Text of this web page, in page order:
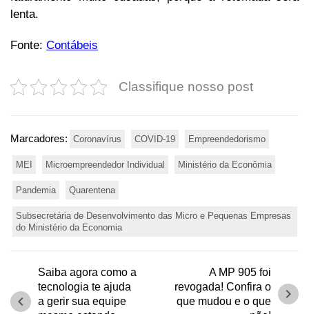
lenta.
Fonte: Contábeis
Classifique nosso post
Marcadores: Coronavírus COVID-19 Empreendedorismo
MEI Microempreendedor Individual Ministério da Econômia
Pandemia Quarentena
Subsecretária de Desenvolvimento das Micro e Pequenas Empresas
do Ministério da Economia
Saiba agora como a
tecnologia te ajuda
a gerir sua equipe
chevron_left
A MP 905 foi
revogada! Confira o
que mudou e o que
chevron_right